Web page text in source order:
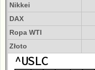
Nikkei
DAX
Ropa WTI
Złoto